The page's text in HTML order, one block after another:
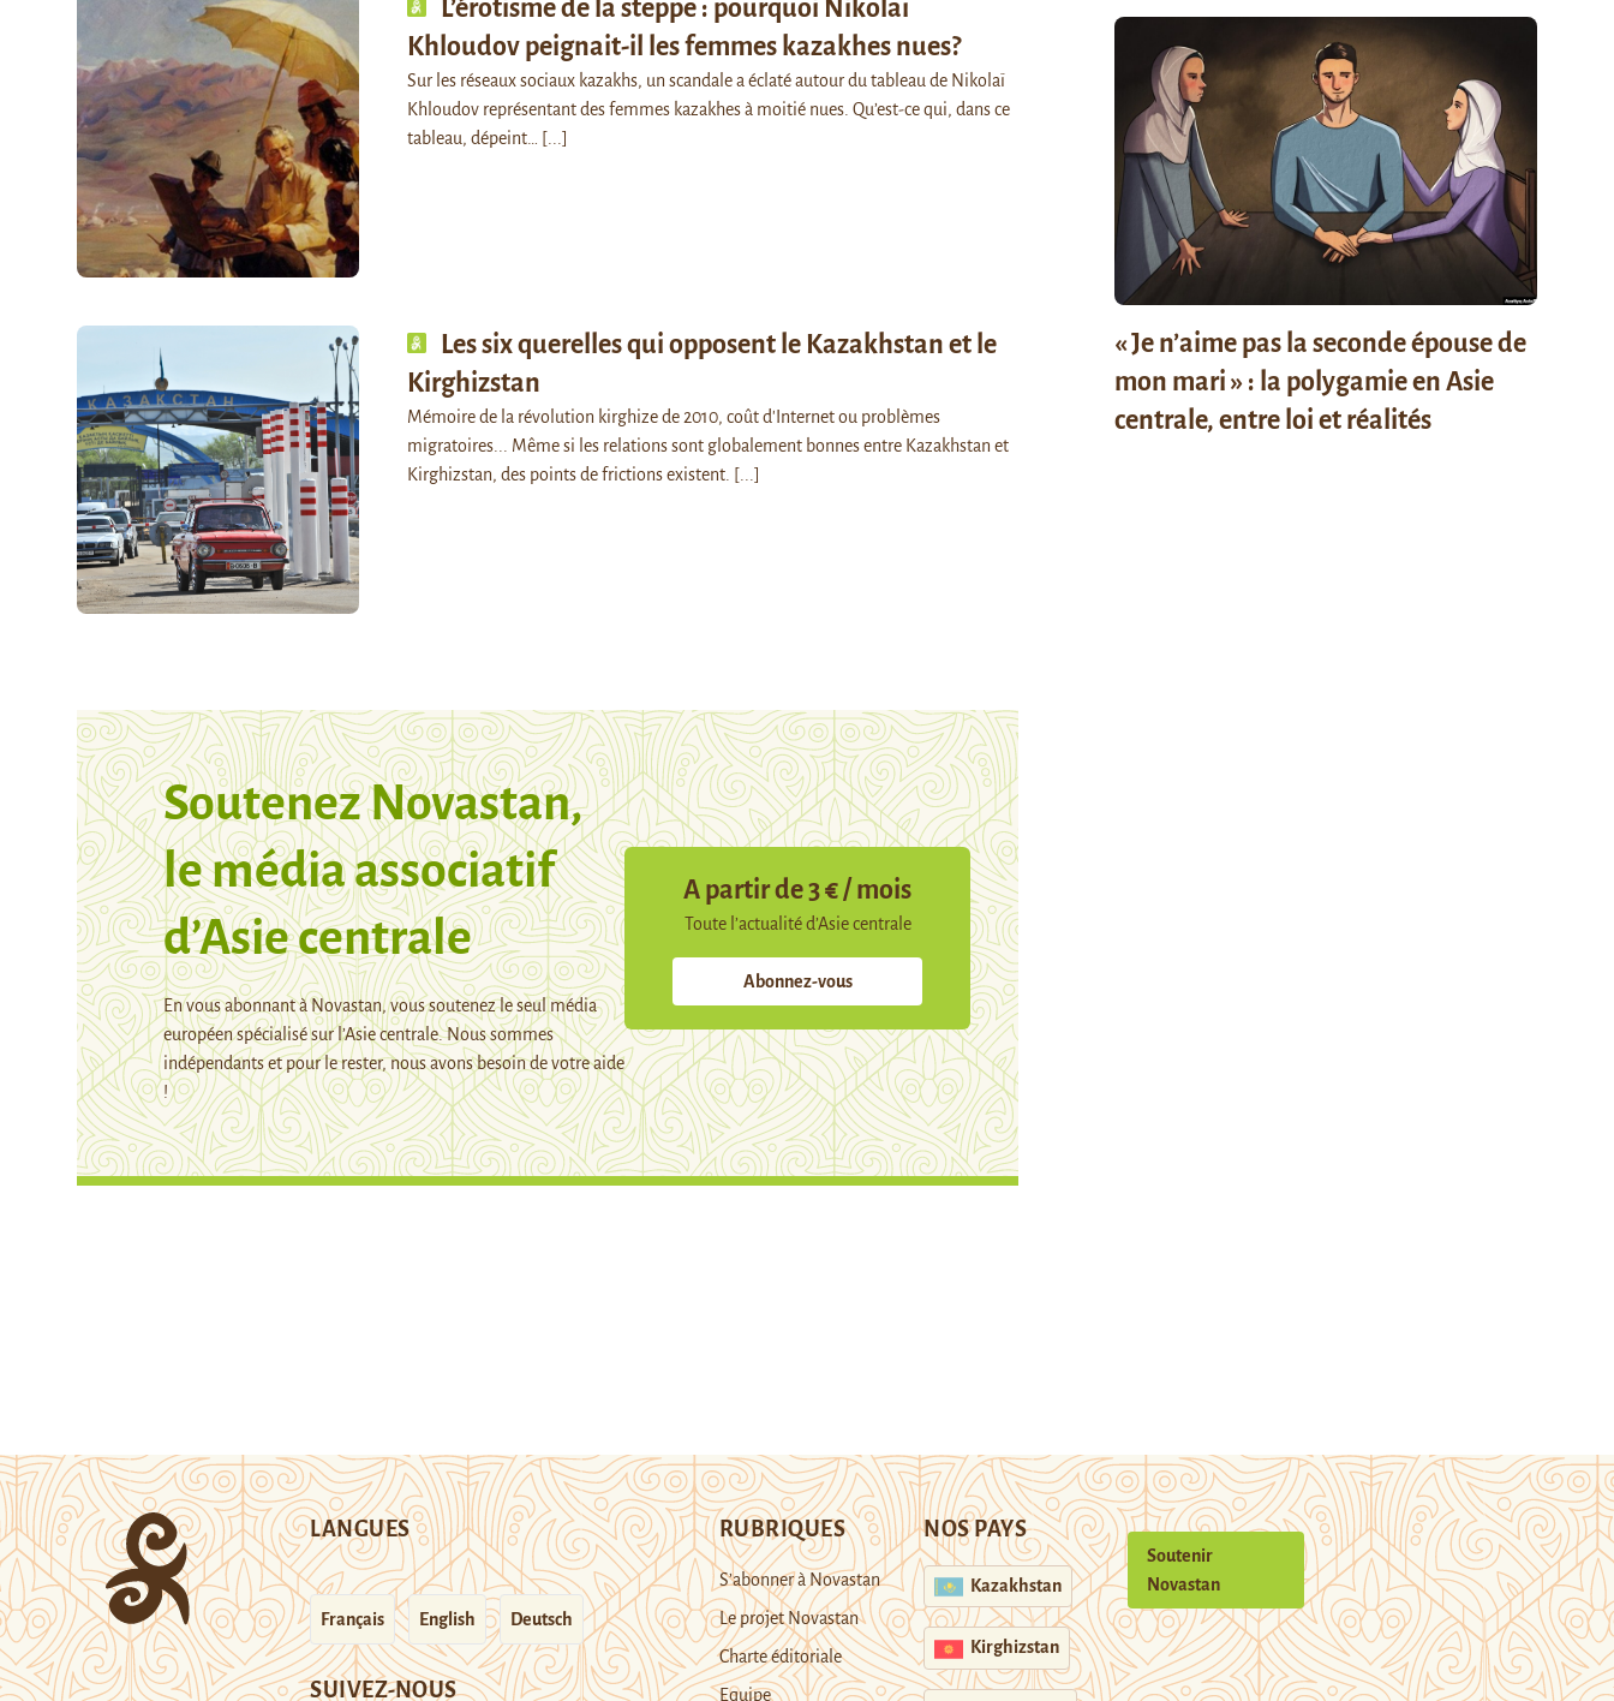
L’érotisme de la steppe : pourquoi Nikolaï
Khloudov peignait-il les femmes kazakhes nues?
Sur les réseaux sociaux kazakhs, un scandale a éclaté autour du tableau de Nikolaï
Khloudov représentant des femmes kazakhes à moitié nues. Qu’est-ce qui, dans ce
tableau, dépeint…
[...]
Les six querelles qui opposent le Kazakhstan et le
Kirghizstan
Mémoire de la révolution kirghize de 2010, coût d'Internet ou problèmes
migratoires... Même si les relations sont globalement bonnes entre Kazakhstan et
Kirghizstan, des points de frictions existent. [...]
Soutenez Novastan,
le média associatif
d’Asie centrale
En vous abonnant à Novastan, vous soutenez le seul média
européen spécialisé sur l’Asie centrale. Nous sommes
indépendants et pour le rester, nous avons besoin de votre aide
!
A partir de 3 € / mois
Toute l’actualité d’Asie centrale
Abonnez-vous
« Je n’aime pas la seconde épouse de
mon mari » : la polygamie en Asie
centrale, entre loi et réalités
LANGUES
Français English Deutsch
SUIVEZ-NOUS
RUBRIQUES
S’abonner à Novastan
Le projet Novastan
Charte éditoriale
Equipe
NOS PAYS
Kazakhstan
Kirghizstan
Soutenir
Novastan